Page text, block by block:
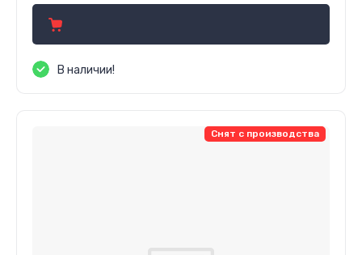
В наличии!
Снят с производства